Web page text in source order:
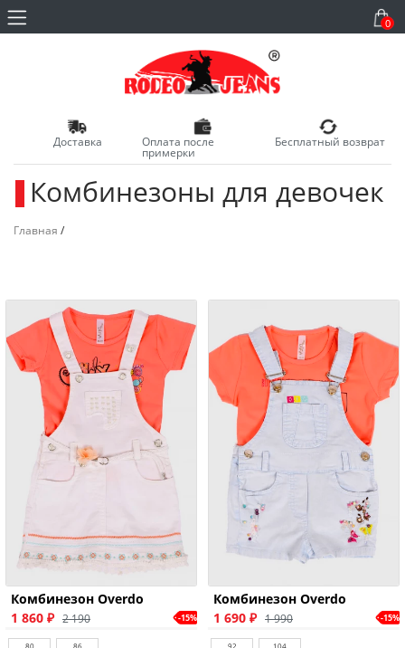
0
Доставка Оплата после
примерки
Бесплатный возврат
Комбинезоны для девочек
Главная /
Комбинезон Overdo
1 860 ₽ 2 190 -15%
80 86
Комбинезон Overdo
1 690 ₽ 1 990 -15%
92 104